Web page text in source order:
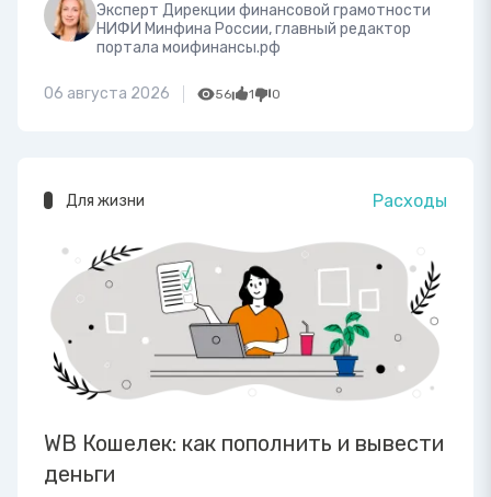
Эксперт Дирекции финансовой грамотности
НИФИ Минфина России, главный редактор
портала моифинансы.рф
06 августа 2026 56 1 0
Для жизни Расходы
WB Кошелек: как пополнить и вывести
деньги